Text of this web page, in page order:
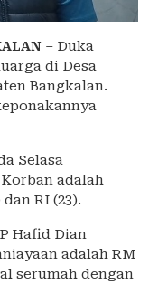
– Duka
di Desa
Bangkalan.
Selasa
Korban adalah
RI (23).
Hafid Dian
adalah RM
serumah dengan